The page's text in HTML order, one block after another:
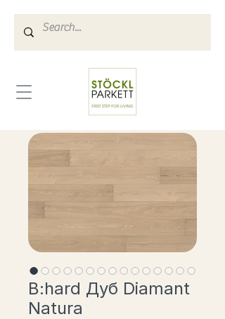
B:hard Дуб Diamant
Natura